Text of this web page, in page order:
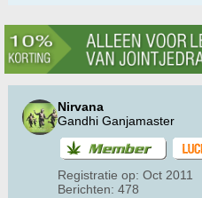
Nirvana
Gandhi Ganjamaster
Registratie op: Oct 2011
Berichten: 478